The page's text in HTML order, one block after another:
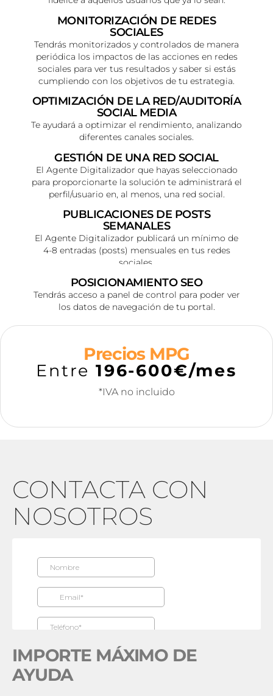
MONITORIZACIÓN DE REDES
SOCIALES
Tendrás monitorizados y controlados de manera
periódica los impactos de las acciones en redes
sociales para ver tus resultados y saber si estás
cumpliendo con los objetivos de tu estrategia.
OPTIMIZACIÓN DE LA RED/AUDITORÍA
SOCIAL MEDIA
Te ayudará a optimizar el rendimiento, analizando
diferentes canales sociales.
GESTIÓN DE UNA RED SOCIAL
El Agente Digitalizador que hayas seleccionado
para proporcionarte la solución te administrará el
perfil/usuario en, al menos, una red social.
PUBLICACIONES DE POSTS
SEMANALES
El Agente Digitalizador publicará un mínimo de
4-8 entradas (posts) mensuales en tus redes
sociales.
POSICIONAMIENTO SEO
Tendrás acceso a panel de control para poder ver
los datos de navegación de tu portal.
Precios MPG
Entre196-600€/mes
*IVA no incluido
CONTACTA CON
NOSOTROS
IMPORTE MÁXIMO DE
AYUDA